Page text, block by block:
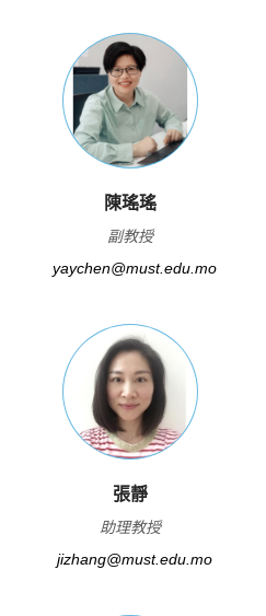
陳瑤瑤
副教授
yaychen@must.edu.mo
張靜
助理教授
jizhang@must.edu.mo